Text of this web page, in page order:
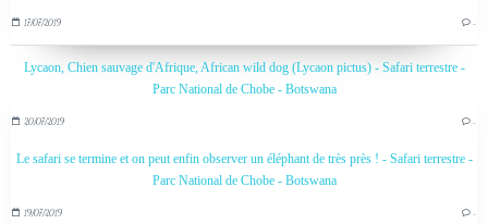
17/07/2019 …
Lycaon, Chien sauvage d'Afrique, African wild dog (Lycaon pictus) - Safari terrestre -
Parc National de Chobe - Botswana
20/07/2019 …
Le safari se termine et on peut enfin observer un éléphant de très près ! - Safari terrestre -
Parc National de Chobe - Botswana
19/07/2019 …